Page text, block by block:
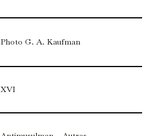
Photo G. A. Kaufman
XVI